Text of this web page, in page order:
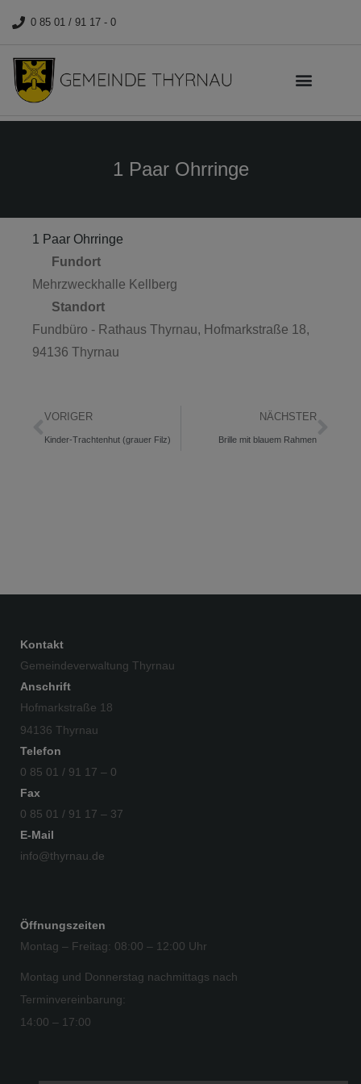
0 85 01 / 91 17 - 0
1 Paar Ohrringe
1 Paar Ohrringe
Fundort
Mehrzweckhalle Kellberg
Standort
Fundbüro - Rathaus Thyrnau, Hofmarkstraße 18,
94136 Thyrnau
VORIGER
Kinder-Trachtenhut (grauer Filz)
NÄCHSTER
Brille mit blauem Rahmen
Kontakt
Gemeindeverwaltung Thyrnau
Anschrift
Hofmarkstraße 18
94136 Thyrnau
Telefon
0 85 01 / 91 17 – 0
Fax
0 85 01 / 91 17 – 37
E-Mail
info@thyrnau.de
Öffnungszeiten
Montag – Freitag: 08:00 – 12:00 Uhr
Montag und Donnerstag nachmittags nach
Terminvereinbarung:
14:00 – 17:00